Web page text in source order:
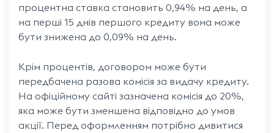
процентна ставка становить 0,94% на день, а
на перші 15 днів першого кредиту вона може
бути знижена до 0,09% на день.
Крім процентів, договором може бути
передбачена разова комісія за видачу кредиту.
На офіційному сайті зазначена комісія до 20%,
яка може бути зменшена відповідно до умов
акції. Перед оформленням потрібно дивитися